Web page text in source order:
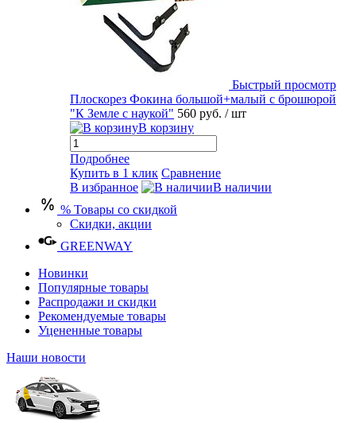
Быстрый просмотр
Плоскорез Фокина большой+малый с брошюрой
"К Земле с наукой" 560 руб. / шт
В корзину
Подробнее
Купить в 1 клик Сравнение
В избранное
В наличии
% Товары со скидкой
Скидки, акции
GREENWAY
Новинки
Популярные товары
Распродажи и скидки
Рекомендуемые товары
Уцененные товары
Наши новости